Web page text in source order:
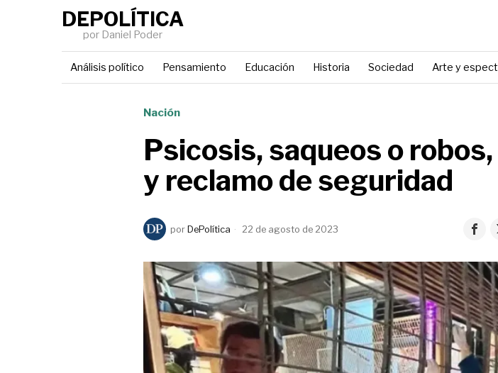
DEPOLÍTICA
por Daniel Poder
Análisis político Pensamiento Educación Historia Sociedad Arte y
Nación
Psicosis, saqueos o
y reclamo de seguridad
por DePolítica 22 de agosto de 2023